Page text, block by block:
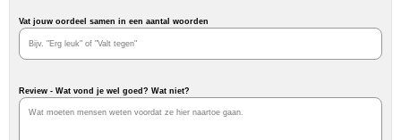
Vat jouw oordeel samen in een aantal woorden
Review - Wat vond je wel goed? Wat niet?